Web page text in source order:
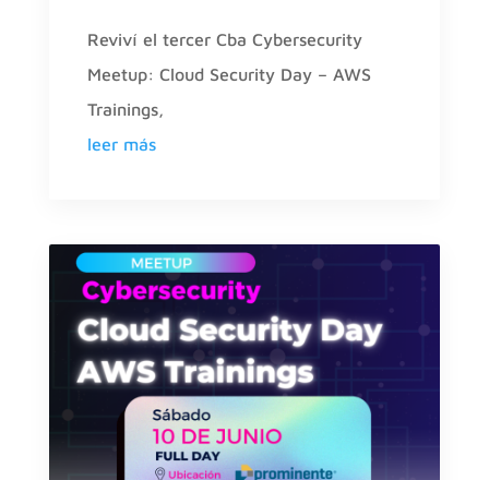
Reviví el tercer Cba Cybersecurity
Meetup: Cloud Security Day – AWS
Trainings,
leer más